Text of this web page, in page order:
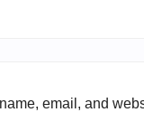
email, and